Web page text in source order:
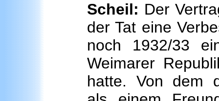
Scheil: Der
der Tat eine
noch 1932/33
Weimarer
hatte. Von dem